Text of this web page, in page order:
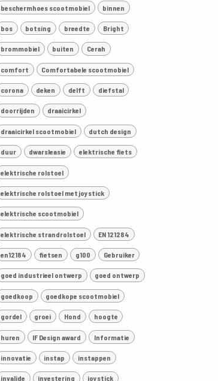
beschermhoes scootmobiel binnen
bos botsing breedte Bright
brommobiel buiten Cerah
comfort Comfortabele scootmobiel
corona deken delft diefstal
doorrijden draaicirkel
draaicirkel scootmobiel dutch design
duur dwarsleasie elektrische fiets
elektrische rolstoel
elektrische rolstoel met joystick
elektrische scootmobiel
elektrische strandrolstoel EN 121284
en12184 fietsen g100 Gebruiker
goed industrieel ontwerp goed ontwerp
goedkoop goedkope scootmobiel
gordel groei Hond hoogte
huren IF Design award Informatie
innovatie instap instappen
invalide investering joystick